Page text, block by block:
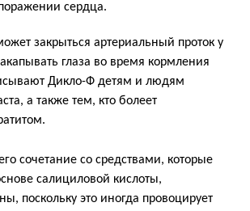
сердца.
закрыться артериальный проток у
глаза во время кормления
Дикло-Ф детям и людям
а также тем, кто болеет
сочетание со средствами, которые
салициловой кислоты,
поскольку это иногда провоцирует